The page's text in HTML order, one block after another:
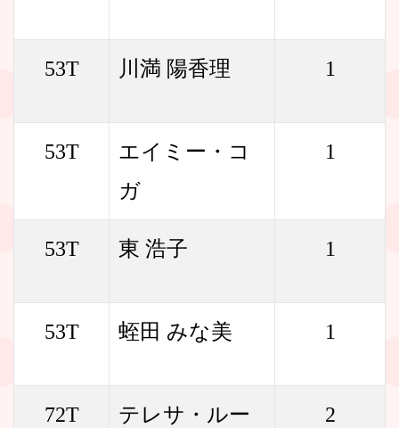
53T 川満 陽香理 1
53T
エイミー・コ
ガ
1
53T 東 浩子 1
53T 蛭田 みな美 1
72T テレサ・ルー 2